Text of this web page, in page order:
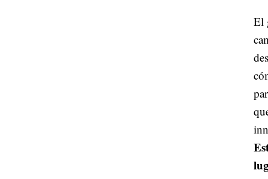
El